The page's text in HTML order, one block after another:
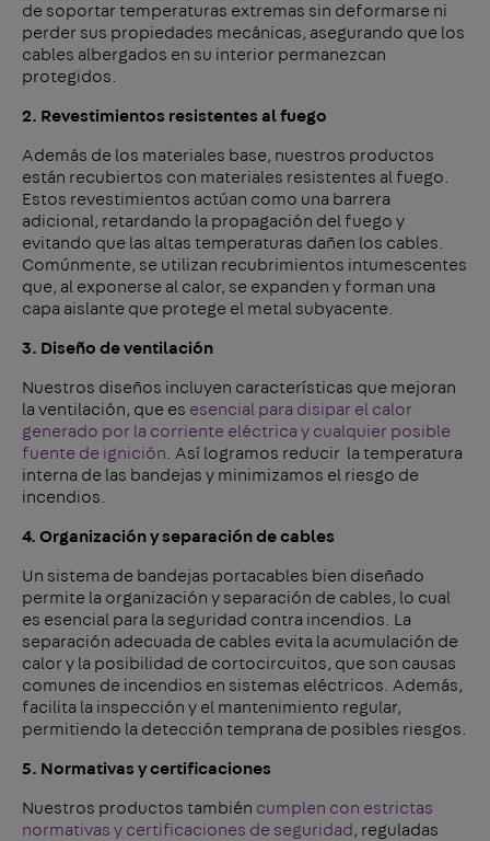
de soportar temperaturas extremas sin deformarse ni
perder sus propiedades mecánicas, asegurando que los
cables albergados en su interior permanezcan
protegidos.
2. Revestimientos resistentes al fuego
Además de los materiales base, nuestros productos
están recubiertos con materiales resistentes al fuego.
Estos revestimientos actúan como una barrera
adicional, retardando la propagación del fuego y
evitando que las altas temperaturas dañen los cables.
Comúnmente, se utilizan recubrimientos intumescentes
que, al exponerse al calor, se expanden y forman una
capa aislante que protege el metal subyacente.
3. Diseño de ventilación
Nuestros diseños incluyen características que mejoran
la ventilación, que es esencial para disipar el calor
generado por la corriente eléctrica y cualquier posible
fuente de ignición . Así logramos reducir la temperatura
interna de las bandejas y minimizamos el riesgo de
incendios.
4. Organización y separación de cables
Un sistema de bandejas portacables bien diseñado
permite la organización y separación de cables, lo cual
es esencial para la seguridad contra incendios. La
separación adecuada de cables evita la acumulación de
calor y la posibilidad de cortocircuitos, que son causas
comunes de incendios en sistemas eléctricos. Además,
facilita la inspección y el mantenimiento regular,
permitiendo la detección temprana de posibles riesgos.
5. Normativas y certificaciones
Nuestros productos también cumplen con estrictas
normativas y certificaciones de seguridad , reguladas